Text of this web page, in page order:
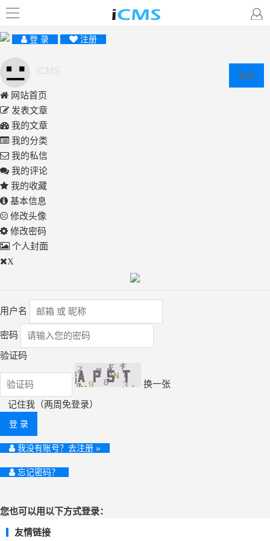
登 录 注册
登出
网站首页
发表文章
我的文章
我的分类
我的私信
我的评论
我的收藏
基本信息
修改头像
修改密码
个人封面
X
用户名
密码
验证码
换一张
记住我（两周免登录）
登 录
我没有账号？去注册 »
忘记密码？
您也可以用以下方式登录：
友情链接